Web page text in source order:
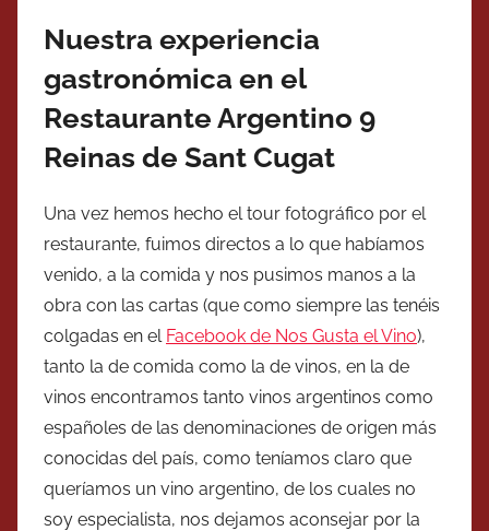
Nuestra experiencia
gastronómica en el
Restaurante Argentino 9
Reinas de Sant Cugat
Una vez hemos hecho el tour fotográfico por el
restaurante, fuimos directos a lo que habíamos
venido, a la comida y nos pusimos manos a la
obra con las cartas (que como siempre las tenéis
colgadas en el Facebook de Nos Gusta el Vino),
tanto la de comida como la de vinos, en la de
vinos encontramos tanto vinos argentinos como
españoles de las denominaciones de origen más
conocidas del país, como teníamos claro que
queríamos un vino argentino, de los cuales no
soy especialista, nos dejamos aconsejar por la